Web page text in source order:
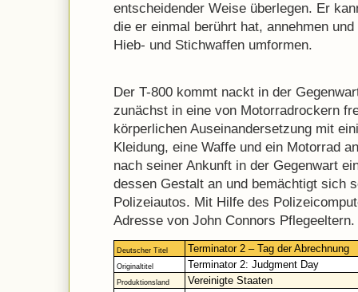
entscheidender Weise überlegen. Er
die er einmal berührt hat, annehmen
Hieb- und Stichwaffen umformen.
Der T-800 kommt nackt in der
zunächst in eine von Motorradrockern
körperlichen Auseinandersetzung mit
Kleidung, eine Waffe und ein Motorrad
nach seiner Ankunft in der Gegenwart
dessen Gestalt an und bemächtigt sich
Polizeiautos. Mit Hilfe des
Adresse von John Connors Pflegeeltern.
Deutscher Titel Terminator 2 – Tag der Abrechnung
Originaltitel Terminator 2: Judgment Day
Produktionsland Vereinigte Staaten